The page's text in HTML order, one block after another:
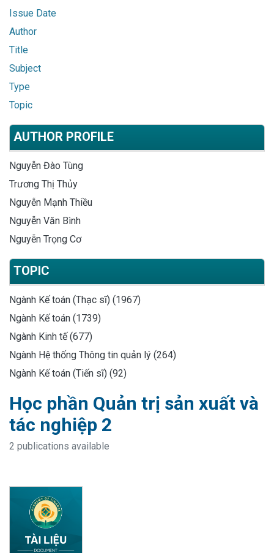
Issue Date
Author
Title
Subject
Type
Topic
AUTHOR PROFILE
Nguyễn Đào Tùng
Trương Thị Thủy
Nguyễn Mạnh Thiều
Nguyễn Văn Bình
Nguyễn Trọng Cơ
TOPIC
Ngành Kế toán (Thạc sĩ) (1967)
Ngành Kế toán (1739)
Ngành Kinh tế (677)
Ngành Hệ thống Thông tin quản lý (264)
Ngành Kế toán (Tiến sĩ) (92)
Học phần Quản trị sản xuất và
tác nghiệp 2
2 publications available